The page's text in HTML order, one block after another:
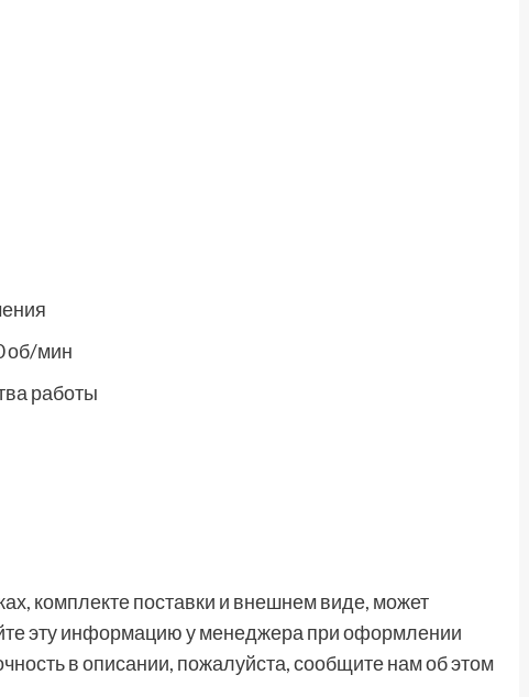
об/мин
работы
комплекте поставки и внешнем виде, может
эту информацию у менеджера при оформлении
в описании, пожалуйста, сообщите нам об этом